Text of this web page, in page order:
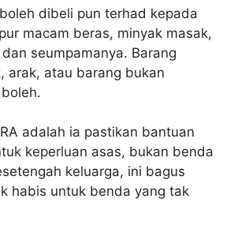
dibeli pun terhad kepada
macam beras, minyak masak,
seumpamanya. Barang
arak, atau barang bukan
adalah ia pastikan bantuan
keperluan asas, bukan benda
keluarga, ini bagus
habis untuk benda yang tak